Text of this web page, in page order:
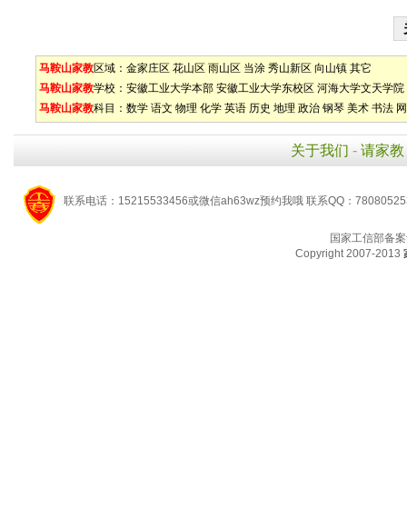
马鞍山家教区域： 金家庄区 花山区 雨山区 当涂 秀山新区 向山镇 其它
马鞍山家教学校： 安徽工业大学本部 安徽工业大学东校区 河海大学文天学院
马鞍山家教科目： 数学 语文 物理 化学 英语 历史 地理 政治 钢琴 美术 书法
关于我们 - 请家教
联系电话：15215533456或微信ah63wz预约我哦 联系QQ：
国家工信部备
Copyright 2007-2013